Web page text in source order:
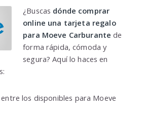
¿Buscas dónde comprar
online una tarjeta regalo
para Moeve Carburante de
forma rápida, cómoda y
segura? Aquí lo haces en
entre los disponibles para Moeve